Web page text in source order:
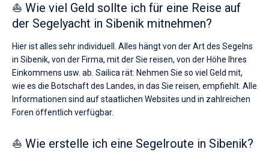
⛵ Wie viel Geld sollte ich für eine Reise auf
der Segelyacht in Sibenik mitnehmen?
Hier ist alles sehr individuell. Alles hängt von der Art des Segelns
in Sibenik, von der Firma, mit der Sie reisen, von der Höhe Ihres
Einkommens usw. ab. Sailica rät: Nehmen Sie so viel Geld mit,
wie es die Botschaft des Landes, in das Sie reisen, empfiehlt. Alle
Informationen sind auf staatlichen Websites und in zahlreichen
Foren öffentlich verfügbar.
⛵ Wie erstelle ich eine Segelroute in Sibenik?